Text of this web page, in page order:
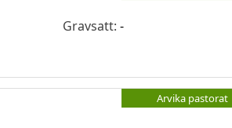
Gravsatt:-
Arvika pastorat